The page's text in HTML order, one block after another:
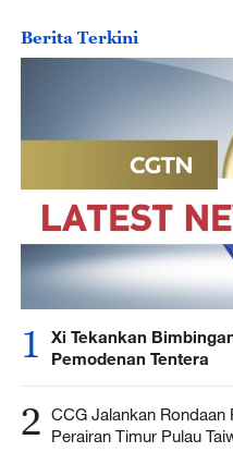
Berita Terkini
1
Xi Tekankan
Pemodenan Tentera
2 CCG Jalankan
Perairan Timur Pulau